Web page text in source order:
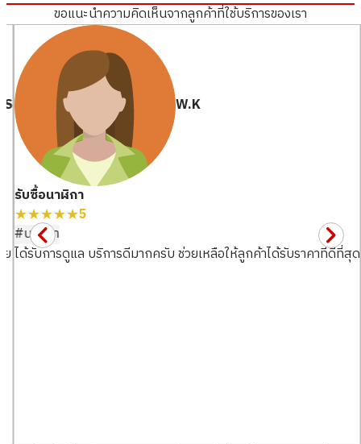
รับซื้อเมื่อ : เมษายน 2026
CORUM Batman
ยี่ห้อ
corum
สภาพสินค้า S
รายละเอียด
สภาพสินค้า S
รายละเอียด
Vacheron Constantin
Breguet
A. Lange & Söhne
ขอแนะนำความคิดเห็นจากลูกค้าที่ใช้บริการของเรา
W.K
รับซื้อนาฬิกา
★★★★★5
#นาฬิกา
ได้รับการดูแล บริการดีมากครับ ช่วยเหลือให้ลูกค้าได้รับราคาที่ดีที่สุด